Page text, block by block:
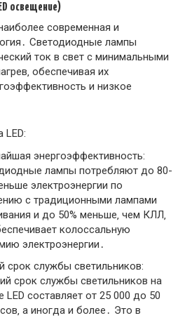
освещение)
современная и
Светодиодные лампы
ток в свет с минимальными
обеспечивая их
и низкое
LED:
энергоэффективность:
лампы потребляют до 80-
электроэнергии по
с традиционными лампами
и до 50% меньше‚ чем КЛЛ‚
колоссальную
электроэнергии․
срок службы светильников:
срок службы светильников на
LED составляет от 25 000 до 50
а иногда и более․ Это в